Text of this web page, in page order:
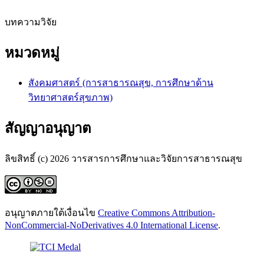
บทความวิจัย
หมวดหมู่
สังคมศาสตร์ (การสาธารณสุข, การศึกษาด้าน
วิทยาศาสตร์สุขภาพ)
สัญญาอนุญาต
ลิขสิทธิ์ (c) 2026 วารสารการศึกษาและวิจัยการสาธารณสุข
อนุญาตภายใต้เงื่อนไข Creative Commons Attribution-
NonCommercial-NoDerivatives 4.0 International License.